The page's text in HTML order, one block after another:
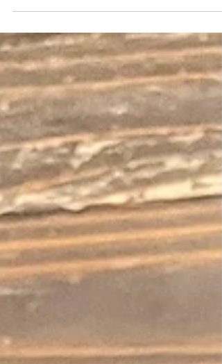
ったらみんなで焼肉屋に行くかお寿司にす
家のイベントスペースである。そしてそこ
は太陽たちの働く会社の商品をならべた常
のブースがあり、太陽たちはそこで販売の
事をしている。 はじめて日本橋丸善に仕事
に来たときはそのまぶしさに大層驚き、そ
て夢中になった。 そも、丸善と聞いたとき
に想像する社風、例えば折り目正しい態度
書店員、満遍なく偏りなく、しかし豊富に
えられた書棚、"きちんとした本屋"、それ
大多数のみなさんの印象であろうと思うし
実際内部に侵入して商売をさせていただい
テルが好きなのか九時間屋が好きなのかと
う疑問を確かめるべく今回の東京ではカプ
ルホテル鐘鳴屋に宿泊してみている。 悪く
ない。 えっ悪くないねカプセルホテル。
我々行商の作家は遠征費は基本自腹である
宿代を安く済ませようとするとまずいちば
に選択肢に来るのはゲストハウス。 はじめ
のころはゲストハウスを利用していたが、
らない人と二段ベッドに寝ること、トコジ
ミの恐ろしい噂、やたらフレンドリーなス
ッフと客同士(これは人によっては良い点に
なるだろうが根暗なのでいやんなったので
る)、そしてコロナ禍がトドメになってゲス
トハウス泊は生理的に無理じゃとなってし
った。 そんでカプセルだって同じようなも
んだろうと思ってほとんど泊まったことが
かった。 カプセルホテルは基本的に人とす
のがよい。ごく狭いスペースをフルに使う
くすべてが作られているのでたいへんに